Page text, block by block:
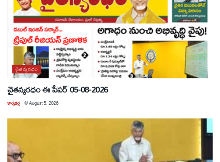
చైతన్యరధం
చైతన్యరధం ఈ పేపర్ 05-08-2026
కార్యకర్త @August 5, 2026